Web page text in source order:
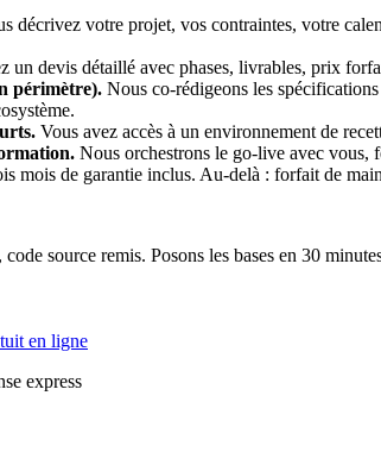
décrivez votre projet, vos contraintes, votre
un devis détaillé avec phases, livrables, prix
périmètre). Nous co-rédigeons les
Vous avez accès à un environnement de
Nous orchestrons le go-live avec vous,
mois de garantie inclus. Au-delà : forfait de
source remis. Posons les bases en 30
en ligne
express